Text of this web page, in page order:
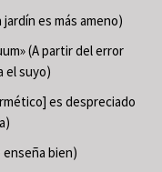
es más ameno)
(A partir del error
el suyo)
es despreciado
enseña bien)